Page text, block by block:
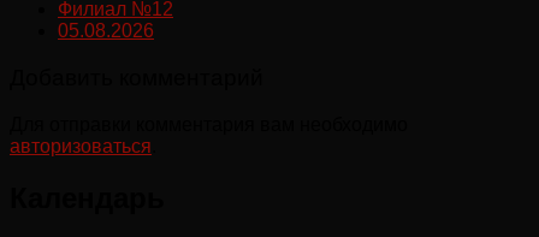
Филиал №12
05.08.2026
авторизоваться